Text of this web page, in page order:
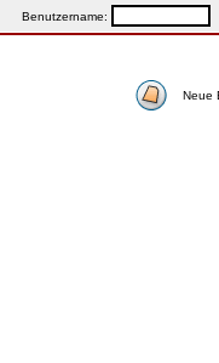
Benutzername:
Neue